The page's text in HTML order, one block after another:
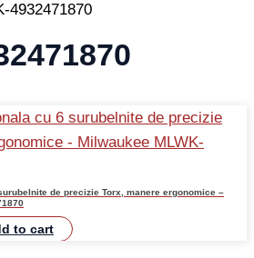
4932471870
de precizie Torx, manere ergonomice –
to cart